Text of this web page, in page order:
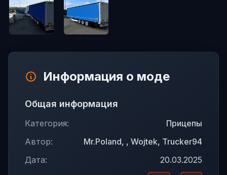
Информация о моде
Общая информация
Категория:
Прицепы
Автор:
Mr.Poland, , Wojtek, Trucker94
Дата:
20.03.2025